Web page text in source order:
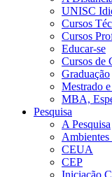
UNISC
Cursos
Cursos
Educar-se
Cursos de
Graduação
Mestrado
MBA,
Pesquisa
A Pesquisa
Ambientes
CEUA
CEP
Iniciação